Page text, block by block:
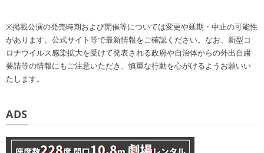
※掲載公演の発売時期および開催等については変更や延期・中止の可能性
があります。公式サイト等で最新情報をご確認ください。なお、新型コ
ロナウイルス感染拡大を受けて発表される政府や自治体からの外出自粛
要請等の情報にもご注意いただき、慎重な行動を心がけるようお願いい
たします。
ADS